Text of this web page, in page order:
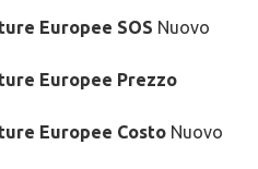
Europee SOS Nuovo
Europee Prezzo
Europee Costo Nuovo